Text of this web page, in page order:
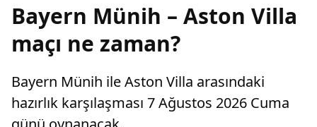
Bayern Münih – Aston Villa
maçı ne zaman?
Bayern Münih ile Aston Villa arasındaki
hazırlık karşılaşması 7 Ağustos 2026 Cuma